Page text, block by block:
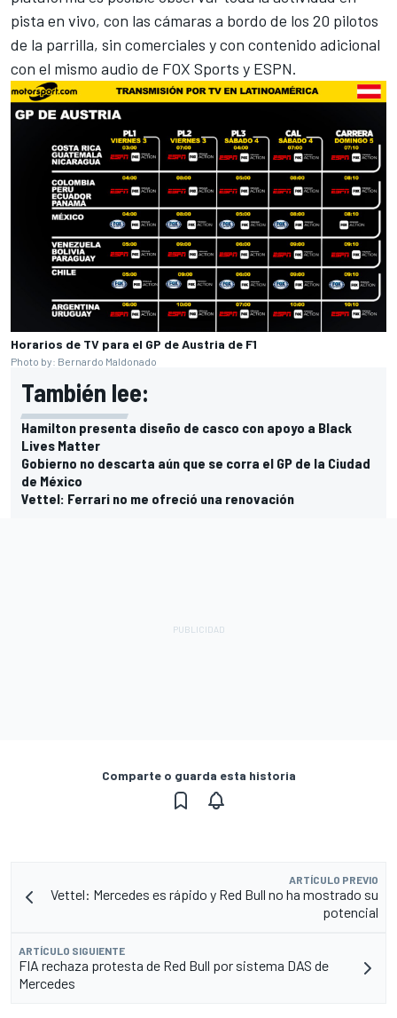
pista en vivo, con las cámaras a bordo de los 20 pilotos
de la parrilla, sin comerciales y con contenido adicional
con el mismo audio de FOX Sports y ESPN.
Horarios de TV para el GP de Austria de F1
Photo by: Bernardo Maldonado
También lee:
Hamilton presenta diseño de casco con apoyo a Black
Lives Matter
Gobierno no descarta aún que se corra el GP de la Ciudad
de México
Vettel: Ferrari no me ofreció una renovación
Comparte o guarda esta historia
ARTÍCULO PREVIO
Vettel: Mercedes es rápido y Red Bull no ha mostrado su
potencial
ARTÍCULO SIGUIENTE
FIA rechaza protesta de Red Bull por sistema DAS de
Mercedes